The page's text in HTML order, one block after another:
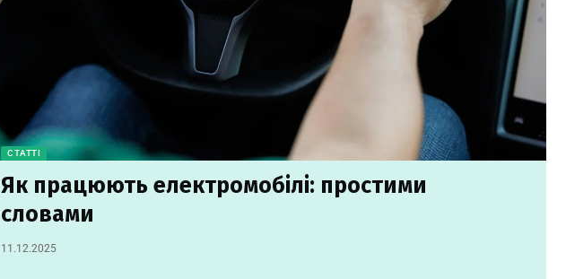
СТАТТІ
Як працюють електромобілі: простими
словами
11.12.2025